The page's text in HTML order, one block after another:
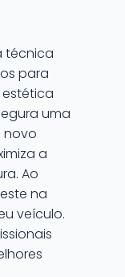
técnica
para
estética
uma
novo
a
Ao
na
veículo.